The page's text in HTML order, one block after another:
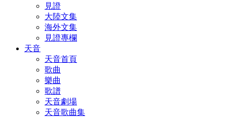
見證
大陸文集
海外文集
見證專欄
天音
天音首頁
歌曲
樂曲
歌譜
天音劇場
天音歌曲集